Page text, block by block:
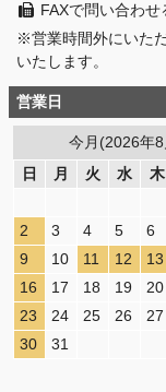
FAXで問い合わ
※営業時間外にいた
いたします。
営業日
今月(2026年8
日
月 火 水 木
2
3 4 5 6
9
10 11 12 13
16
17 18 19 20
23
24 25 26 27
30
31